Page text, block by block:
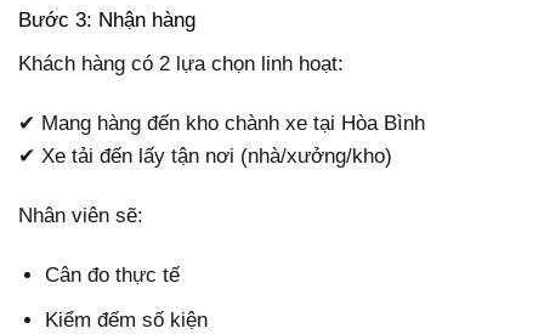
Bước 3: Nhận hàng
Khách hàng có 2 lựa chọn linh hoạt:
✔ Mang hàng đến kho chành xe tại Hòa Bình
✔ Xe tải đến lấy tận nơi (nhà/xưởng/kho)
Nhân viên sẽ:
Cân đo thực tế
Kiểm đếm số kiện